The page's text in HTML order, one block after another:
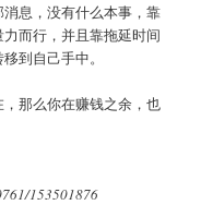
息，没有什么本事，靠
而行，并且靠拖延时间
到自己手中。
那么你在赚钱之余，也
153501876